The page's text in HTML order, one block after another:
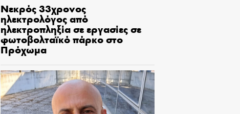
Νεκρός 33χρονος
ηλεκτρολόγος από
ηλεκτροπληξία σε εργασίες σε
φωτοβολταϊκό πάρκο στο
Πρόχωμα